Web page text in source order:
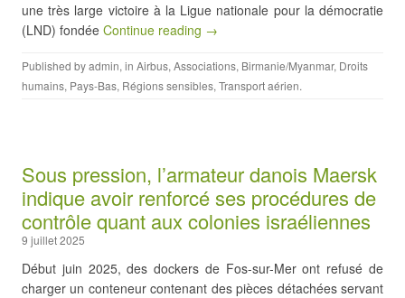
une très large victoire à la Ligue nationale pour la démocratie
(LND) fondée Continue reading →
Published byadmin, in Airbus, Associations, Birmanie/Myanmar, Droits
humains, Pays-Bas, Régions sensibles, Transport aérien.
Sous pression, l’armateur danois Maersk
indique avoir renforcé ses procédures de
contrôle quant aux colonies israéliennes
9 juillet 2025
Début juin 2025, des dockers de Fos-sur-Mer ont refusé de
charger un conteneur contenant des pièces détachées servant